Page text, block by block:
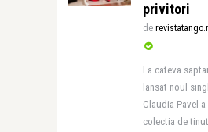
privitori
de
La cateva
lansat noul
Claudia Pavel
colectia de